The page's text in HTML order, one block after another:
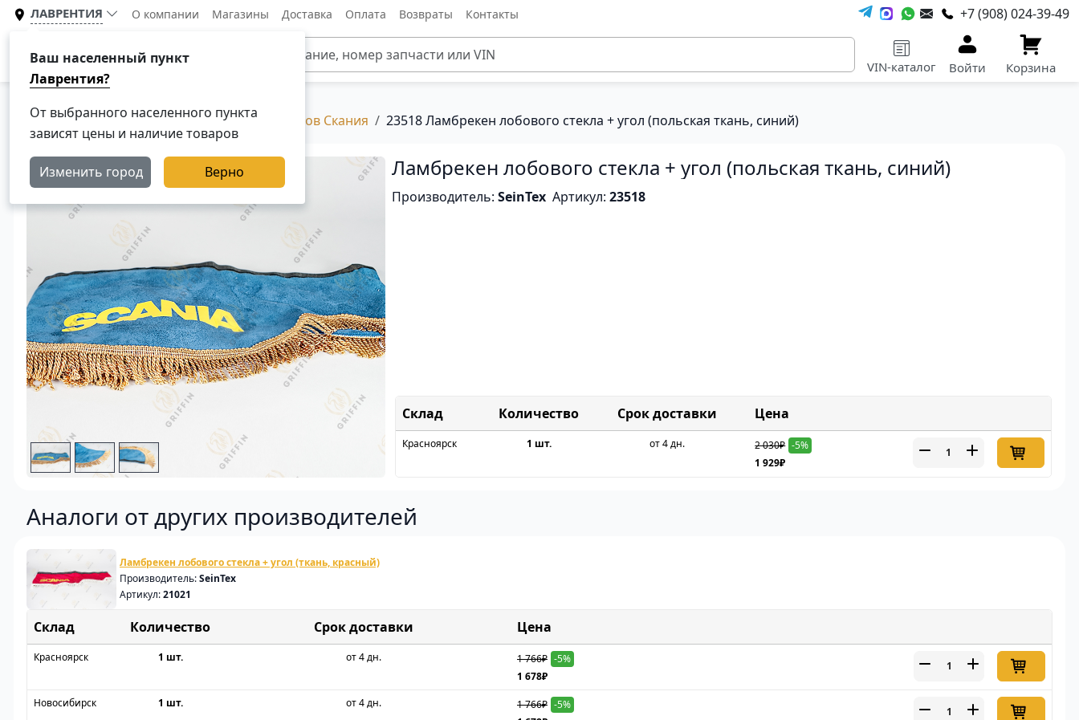
ЛАВРЕНТИЯ
Ваш населенный пункт
Лаврентия?
От выбранного населенного пункта
зависят цены и наличие товаров
Изменить город Верно
О компании Магазины Доставка Оплата Возвраты Контакты +7 (908) 024-39-49
Каталог
VIN-каталог Войти Корзина
Главная Каталог Аксессуары для грузовиков Скания 23518 Ламбрекен лобового стекла + угол (польская ткань, синий)
Ламбрекен лобового стекла + угол (польская ткань, синий)
Производитель:SeinTex Артикул:23518
Склад Срок доставки Цена
Красноярск 1 шт. от 4 дн. 2 030₽ -5%
1 929₽
Аналоги от других производителей
Ламбрекен лобового стекла + угол (ткань, красный)
Производитель:SeinTex
Артикул:21021
Склад Срок доставки Цена
Красноярск 1 шт. от 4 дн. 1 766₽ -5%
1 678₽
Новосибирск
1 шт. от 4 дн. 1 766₽ -5%